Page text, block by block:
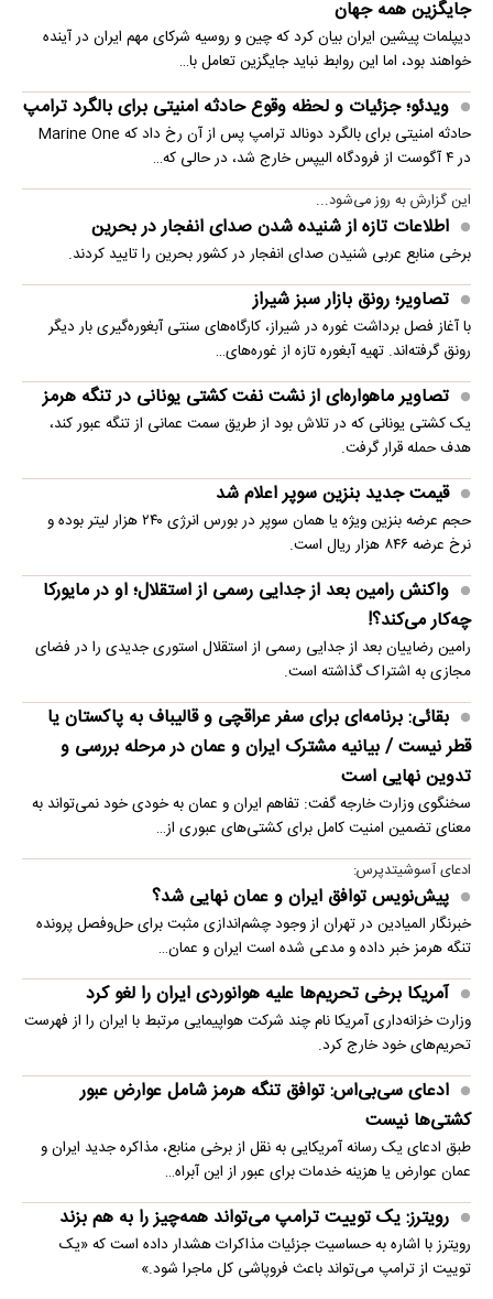
جایگزین همه جهان
دیپلمات پیشین ایران بیان کرد که چین و روسیه شرکای مهم ایران در آینده
خواهند بود، اما این روابط نباید جایگزین تعامل با…
ویدئو؛ جزئیات و لحظه وقوع حادثه امنیتی برای بالگرد ترامپ
حادثه امنیتی برای بالگرد دونالد ترامپ پس از آن رخ داد که Marine One
در ۴ آگوست از فرودگاه الیپس خارج شد، در حالی که…
این گزارش به روز می‌شود...
اطلاعات تازه از شنیده شدن صدای انفجار در بحرین
برخی منابع عربی شنیدن صدای انفجار در کشور بحرین را تایید کردند.
تصاویر؛ رونق بازار سبز شیراز
با آغاز فصل برداشت غوره در شیراز، کارگاه‌های سنتی آبغوره‌گیری بار دیگر
رونق گرفته‌اند. تهیه آبغوره تازه از غوره‌های…
تصاویر ماهواره‌ای از نشت نفت کشتی یونانی در تنگه هرمز
یک کشتی یونانی که در تلاش بود از طریق سمت عمانی از تنگه عبور کند،
هدف حمله قرار گرفت.
قیمت جدید بنزین سوپر اعلام شد
حجم عرضه بنزین ویژه یا همان سوپر در بورس انرژی ۲۴۰ هزار لیتر بوده و
نرخ عرضه ۸۴۶ هزار ریال است.
واکنش رامین بعد از جدایی رسمی از استقلال؛ او در مایورکا
چه‌کار می‌کند؟!
رامین رضاییان بعد از جدایی رسمی از استقلال استوری جدیدی را در فضای
مجازی به اشتراک گذاشته است.
بقائی: برنامه‌ای برای سفر عراقچی و قالیباف به پاکستان یا
قطر نیست / بیانیه مشترک ایران و عمان در مرحله بررسی و
تدوین نهایی است
سخنگوی وزارت خارجه گفت: تفاهم ایران و عمان به خودی خود نمی‌تواند به
معنای تضمین امنیت کامل برای کشتی‌های عبوری از…
ادعای آسوشیتدپرس:
پیش‌نویس توافق ایران و عمان نهایی شد؟
خبرنگار المیادین در تهران از وجود چشم‌اندازی مثبت برای حل‌وفصل پرونده
تنگه هرمز خبر داده و مدعی شده است ایران و عمان…
آمریکا برخی تحریم‌ها علیه هوانوردی ایران را لغو کرد
وزارت خزانه‌داری آمریکا نام چند شرکت هواپیمایی مرتبط با ایران را از فهرست
تحریم‌های خود خارج کرد.
ادعای سی‌بی‌اس: توافق تنگه هرمز شامل عوارض عبور
کشتی‌ها نیست
طبق ادعای یک رسانه آمریکایی به نقل از برخی منابع، مذاکره جدید ایران و
عمان عوارض یا هزینه خدمات برای عبور از این آبراه…
رویترز: یک توییت ترامپ می‌تواند همه‌چیز را به هم بزند
رویترز با اشاره به حساسیت جزئیات مذاکرات هشدار داده است که «یک
توییت از ترامپ می‌تواند باعث فروپاشی کل ماجرا شود.»